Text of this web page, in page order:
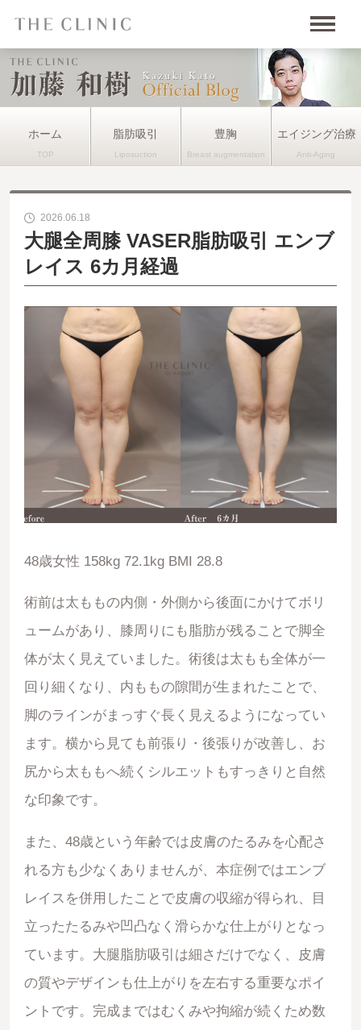
ホーム 脂肪吸引 豊胸 エイジング治療
2026.06.18
大腿全周膝 VASER脂肪吸引 エンブ
レイス 6カ月経過
48歳女性 158kg 72.1kg BMI 28.8
術前は太ももの内側・外側から後面にかけてボリ
ュームがあり、膝周りにも脂肪が残ることで脚全
体が太く見えていました。術後は太もも全体が一
回り細くなり、内ももの隙間が生まれたことで、
脚のラインがまっすぐ長く見えるようになってい
ます。横から見ても前張り・後張りが改善し、お
尻から太ももへ続くシルエットもすっきりと自然
な印象です。
また、48歳という年齢では皮膚のたるみを心配さ
れる方も少なくありませんが、本症例ではエンブ
レイスを併用したことで皮膚の収縮が得られ、目
立ったたるみや凹凸なく滑らかな仕上がりとなっ
ています。大腿脂肪吸引は細さだけでなく、皮膚
の質やデザインも仕上がりを左右する重要なポイ
ントです。完成まではむくみや拘縮が続くため数